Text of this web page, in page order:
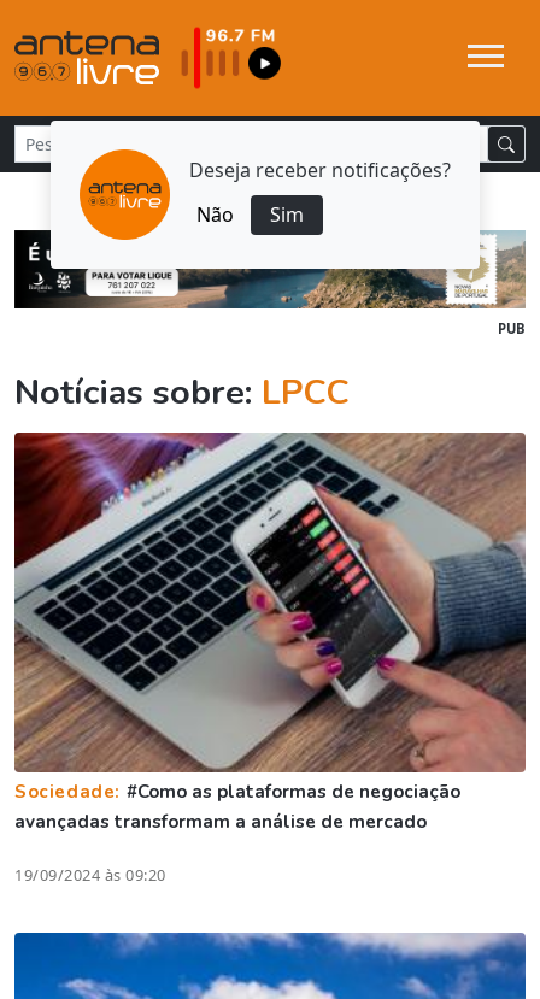
Deseja receber notificações?
Não
Sim
PUB
Notícias sobre: LPCC
Sociedade: #Como as plataformas de negociação
avançadas transformam a análise de mercado
19/09/2024 às 09:20